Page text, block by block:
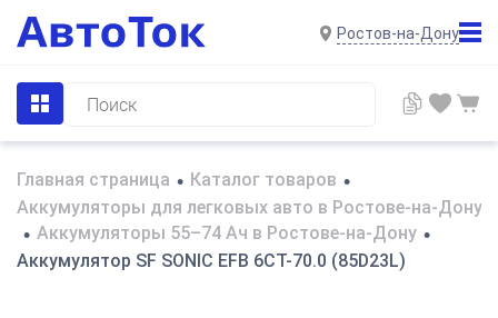
Ростов-на-Дону
Главная страница • Каталог товаров •
Аккумуляторы для легковых авто в Ростове-на-Дону
• Аккумуляторы 55–74 Ач в Ростове-на-Дону •
Аккумулятор SF SONIC EFB 6СТ-70.0 (85D23L)